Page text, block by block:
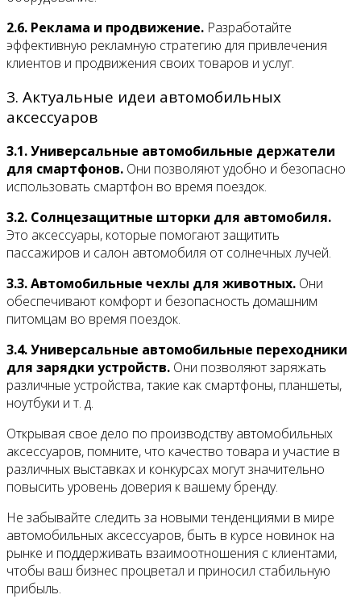
2.6. Реклама и продвижение. Разработайте
эффективную рекламную стратегию для привлечения
клиентов и продвижения своих товаров и услуг.
3. Актуальные идеи автомобильных
аксессуаров
3.1. Универсальные автомобильные держатели
для смартфонов. Они позволяют удобно и безопасно
использовать смартфон во время поездок.
3.2. Солнцезащитные шторки для автомобиля.
Это аксессуары, которые помогают защитить
пассажиров и салон автомобиля от солнечных лучей.
3.3. Автомобильные чехлы для животных. Они
обеспечивают комфорт и безопасность домашним
питомцам во время поездок.
3.4. Универсальные автомобильные переходники
для зарядки устройств. Они позволяют заряжать
различные устройства, такие как смартфоны, планшеты,
ноутбуки и т. д.
Открывая свое дело по производству автомобильных
аксессуаров, помните, что качество товара и участие в
различных выставках и конкурсах могут значительно
повысить уровень доверия к вашему бренду.
Не забывайте следить за новыми тенденциями в мире
автомобильных аксессуаров, быть в курсе новинок на
рынке и поддерживать взаимоотношения с клиентами,
чтобы ваш бизнес процветал и приносил стабильную
прибыль.